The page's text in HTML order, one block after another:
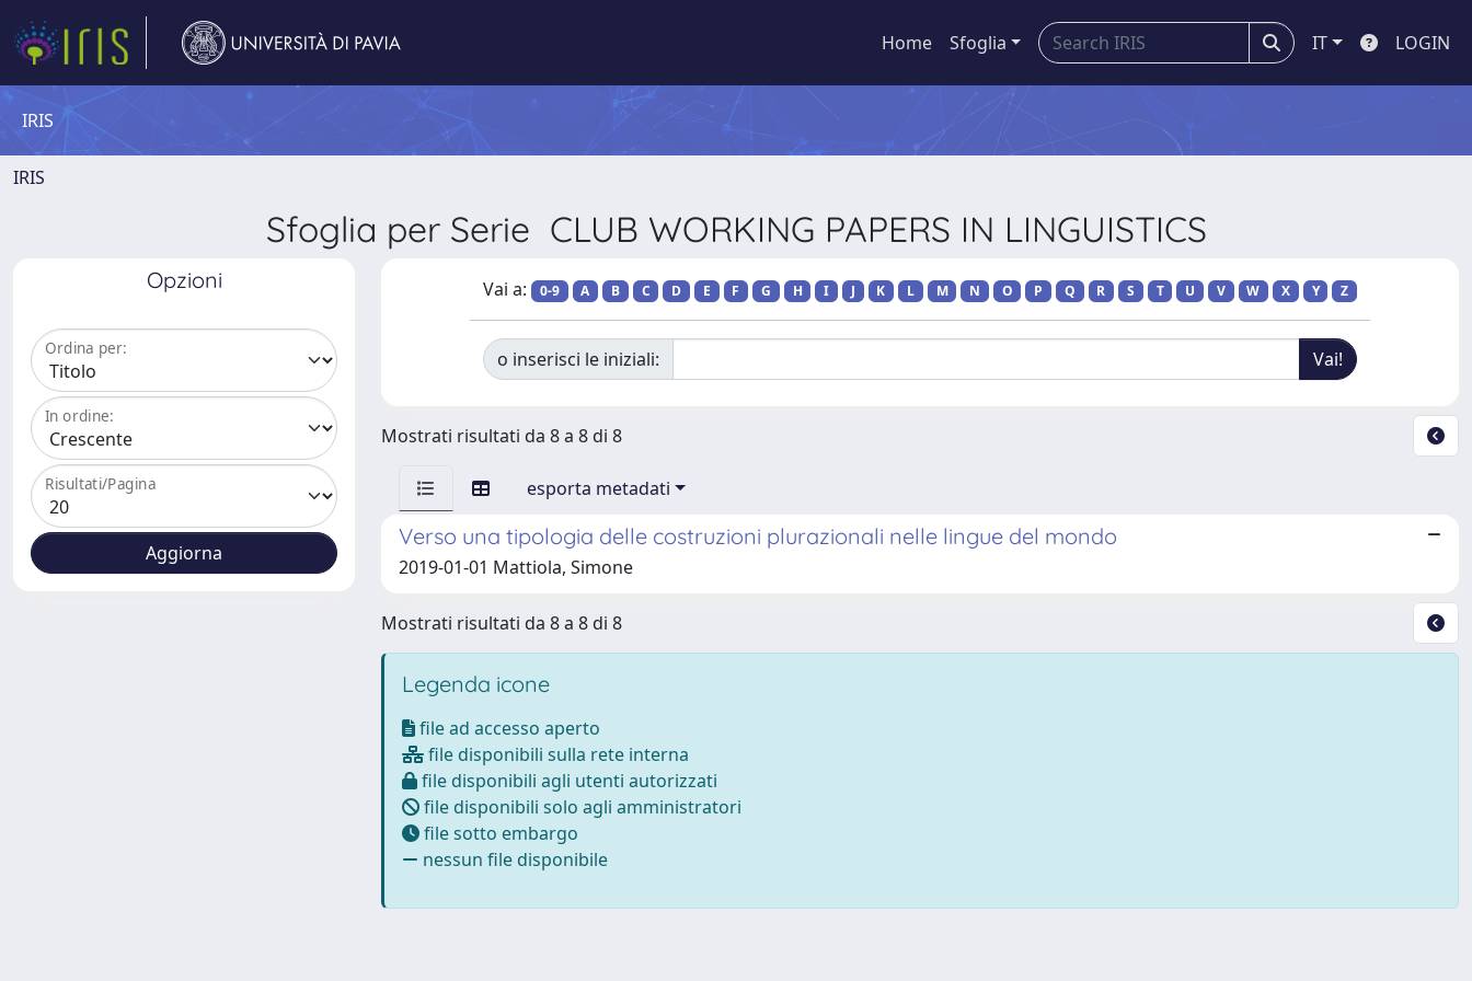
Home Sfoglia IT LOGIN
IRIS
IRIS
Sfoglia per Serie CLUB WORKING PAPERS IN LINGUISTICS
Opzioni
Ordina per:
In ordine:
Risultati/Pagina
Vai a: 0-9 A B C D E F G H I J K L M N O P Q R S T U V W X Y Z
o inserisci le iniziali:
Mostrati risultati da 8 a 8 di 8
esporta metadati
Verso una tipologia delle costruzioni plurazionali nelle lingue del mondo
2019-01-01 Mattiola, Simone
Mostrati risultati da 8 a 8 di 8
Legenda icone
file ad accesso aperto
file disponibili sulla rete interna
file disponibili agli utenti autorizzati
file disponibili solo agli amministratori
file sotto embargo
nessun file disponibile